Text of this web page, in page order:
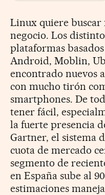
Linux quiere buscar
negocio. Los
plataformas
Android, Moblin,
encontrado nuevos
con mucho tirón
smartphones. De
tener fácil,
la fuerte presencia
Gartner, el sistema
cuota de mercado
segmento de
en España sube al
estimaciones